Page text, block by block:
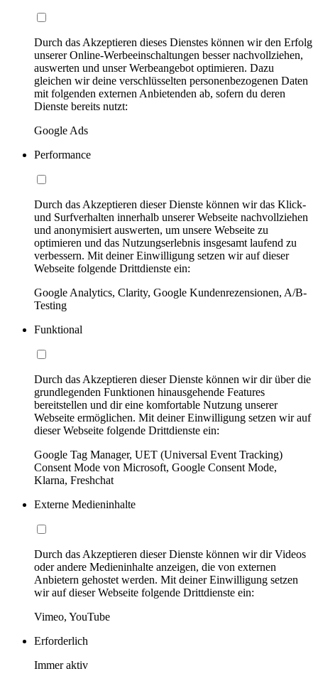
Durch das Akzeptieren dieses Dienstes können wir den Erfolg
unserer Online-Werbeeinschaltungen besser nachvollziehen,
auswerten und unser Werbeangebot optimieren. Dazu
gleichen wir deine verschlüsselten personenbezogenen Daten
mit folgenden externen Anbietenden ab, sofern du deren
Dienste bereits nutzt:
Google Ads
Performance
Durch das Akzeptieren dieser Dienste können wir das Klick-
und Surfverhalten innerhalb unserer Webseite nachvollziehen
und anonymisiert auswerten, um unsere Webseite zu
optimieren und das Nutzungserlebnis insgesamt laufend zu
verbessern. Mit deiner Einwilligung setzen wir auf dieser
Webseite folgende Drittdienste ein:
Google Analytics, Clarity, Google Kundenrezensionen, A/B-
Testing
Funktional
Durch das Akzeptieren dieser Dienste können wir dir über die
grundlegenden Funktionen hinausgehende Features
bereitstellen und dir eine komfortable Nutzung unserer
Webseite ermöglichen. Mit deiner Einwilligung setzen wir auf
dieser Webseite folgende Drittdienste ein:
Google Tag Manager, UET (Universal Event Tracking)
Consent Mode von Microsoft, Google Consent Mode,
Klarna, Freshchat
Externe Medieninhalte
Durch das Akzeptieren dieser Dienste können wir dir Videos
oder andere Medieninhalte anzeigen, die von externen
Anbietern gehostet werden. Mit deiner Einwilligung setzen
wir auf dieser Webseite folgende Drittdienste ein:
Vimeo, YouTube
Erforderlich
Immer aktiv